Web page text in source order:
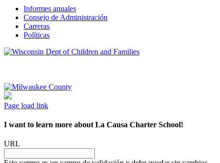
Informes anuales
Consejo de Administración
Carreras
Políticas
Page load link
I want to learn more about La Causa Charter School!
URL